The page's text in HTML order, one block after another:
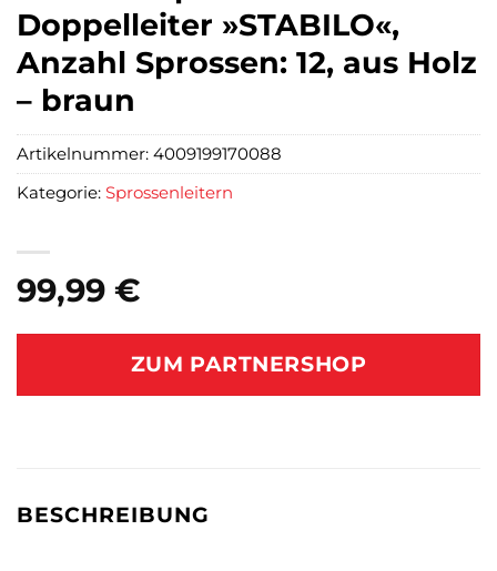
Doppelleiter »STABILO«,
Anzahl Sprossen: 12, aus Holz
– braun
99,99 €
ZUM PARTNERSHOP
Artikelnummer: 4009199170088
Kategorie: Sprossenleitern
BESCHREIBUNG